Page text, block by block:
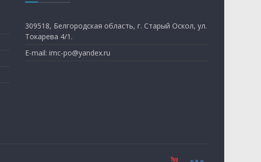
309518, Белгородская область, г. Старый Оскол, ул.
Токарева 4/1.
E-mail: imc-po@yandex.ru